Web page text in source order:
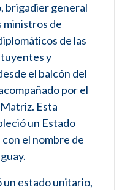
brigadier general
ministros de
de las
y
el balcón del
por el
Esta
un Estado
el nombre de
estado unitario,